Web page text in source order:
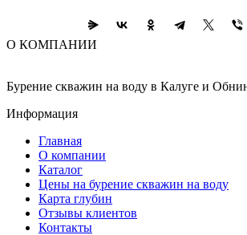
О КОМПАНИИ
Бурение скважин на воду в Калуге и
Информация
Главная
О компании
Каталог
Цены на бурение скважин на воду
Карта глубин
Отзывы клиентов
Контакты